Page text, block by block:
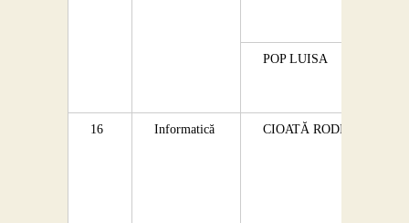
POP LUISA
16 Informatică CIOATĂ RODICA